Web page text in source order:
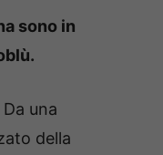
sono in
Da una
della